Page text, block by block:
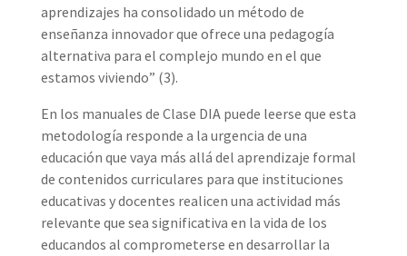
aprendizajes ha consolidado un método de
enseñanza innovador que ofrece una pedagogía
alternativa para el complejo mundo en el que
estamos viviendo” (3).
En los manuales de Clase DIA puede leerse que esta
metodología responde a la urgencia de una
educación que vaya más allá del aprendizaje formal
de contenidos curriculares para que instituciones
educativas y docentes realicen una actividad más
relevante que sea significativa en la vida de los
educandos al comprometerse en desarrollar la